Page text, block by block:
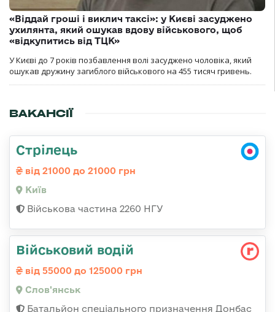
«Віддай гроші і виклич таксі»: у Києві засуджено
ухилянта, який ошукав вдову військового, щоб
«відкупитись від ТЦК»
У Києві до 7 років позбавлення волі засуджено чоловіка, який
ошукав дружину загиблого військового на 455 тисяч гривень.
ВАКАНСІЇ
Стрілець
від 21000 до 21000 грн
Київ
Військова частина 2260 НГУ
Військовий водій
від 55000 до 125000 грн
Слов'янськ
Батальйон спеціального призначення Донбас